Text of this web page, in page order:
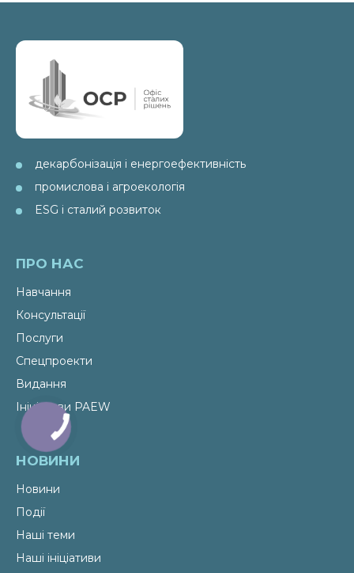
декарбонізація і енергоефективність
промислова і агроекологія
ESG і сталий розвиток
ПРО НАС
Навчання
Консультації
Послуги
Спецпроекти
Видання
Ініціативи PAEW
НОВИНИ
Новини
Події
Наші теми
Наші ініціативи